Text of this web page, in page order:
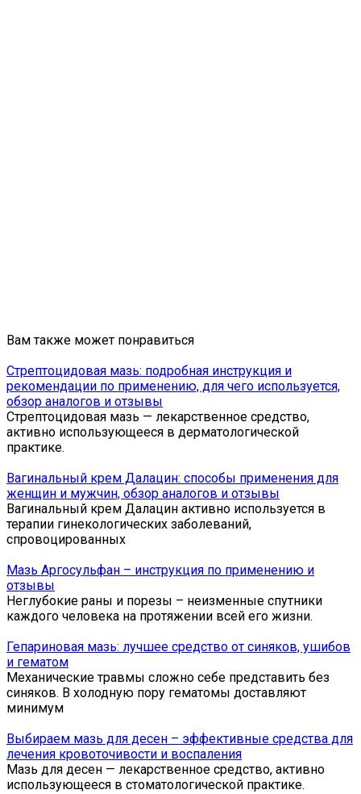
Вам также может понравиться
Стрептоцидовая мазь: подробная инструкция и
рекомендации по применению, для чего используется,
обзор аналогов и отзывы
Стрептоцидовая мазь — лекарственное средство,
активно использующееся в дерматологической
практике.
Вагинальный крем Далацин: способы применения для
женщин и мужчин, обзор аналогов и отзывы
Вагинальный крем Далацин активно используется в
терапии гинекологических заболеваний,
спровоцированных
Мазь Аргосульфан – инструкция по применению и
отзывы
Неглубокие раны и порезы – неизменные спутники
каждого человека на протяжении всей его жизни.
Гепариновая мазь: лучшее средство от синяков, ушибов
и гематом
Механические травмы сложно себе представить без
синяков. В холодную пору гематомы доставляют
минимум
Выбираем мазь для десен – эффективные средства для
лечения кровоточивости и воспаления
Мазь для десен — лекарственное средство, активно
использующееся в стоматологической практике.